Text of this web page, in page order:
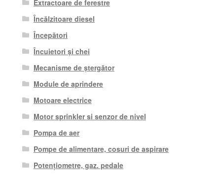
Extractoare de ferestre
Încălzitoare diesel
Începători
Încuietori și chei
Mecanisme de ștergător
Module de aprindere
Motoare electrice
Motor sprinkler si senzor de nivel
Pompa de aer
Pompe de alimentare, cosuri de aspirare
Potențiometre, gaz. pedale